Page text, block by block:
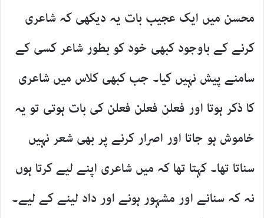
محسن میں ایک عجیب بات یہ دیکھی کہ شاعری
کرنے کے باوجود کبھی خود کو بطور شاعر کسی کے
سامنے پیش نہیں کیا۔ جب کبھی کلاس میں شاعری
کا ذکر ہوتا اور فعلن فعلن فعلن کی بات ہوتی تو یہ
خاموش ہو جاتا اور اصرار کرنے پر بھی شعر نہیں
سناتا تھا۔ کہتا تھا کہ میں شاعری اپنے لیے کرتا ہوں
نہ کہ سنانے اور مشہور ہونے اور داد لینے کے لیے۔